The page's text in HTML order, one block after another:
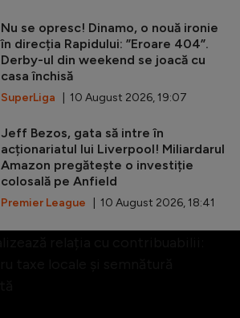
Nu se opresc! Dinamo, o nouă ironie
în direcția Rapidului: ”Eroare 404”.
Derby-ul din weekend se joacă cu
casa închisă
SuperLiga | 10 August 2026, 19:07
Jeff Bezos, gata să intre în
acționariatul lui Liverpool! Miliardarul
Amazon pregătește o investiție
colosală pe Anfield
Premier League | 10 August 2026, 18:41